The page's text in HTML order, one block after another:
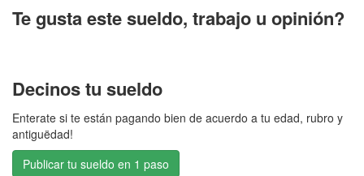
Te gusta este sueldo, trabajo u opinión?
Decinos tu sueldo
Enterate si te están pagando bien de acuerdo a tu edad, rubro y
antiguëdad!
Publicar tu sueldo en 1 paso